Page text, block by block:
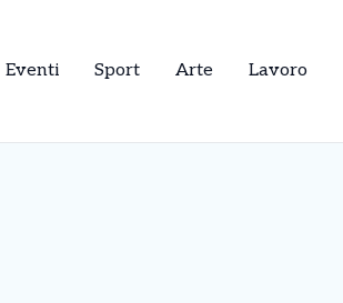
Eventi Sport Arte Lavoro